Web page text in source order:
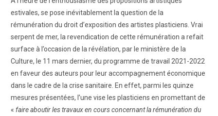
ACTUS
ART WINNERS
CONTACT
estivales, se pose inévitablement la question de la
rémunération du droit d’exposition des artistes plasticiens. Vrai
serpent de mer, la revendication de cette rémunération a refait
surface à l’occasion de la révélation, par le ministère de la
Culture, le 11 mars dernier, du programme de travail 2021-2022
en faveur des auteurs pour leur accompagnement économique
dans le cadre de la crise sanitaire. En effet, parmi les quinze
mesures présentées, l’une vise les plasticiens en promettant de
« faire aboutir les travaux en cours concernantla rémunération du